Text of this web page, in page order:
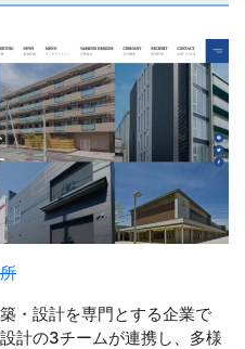
・設計を専門とする企業で
計の3チームが連携し、多様